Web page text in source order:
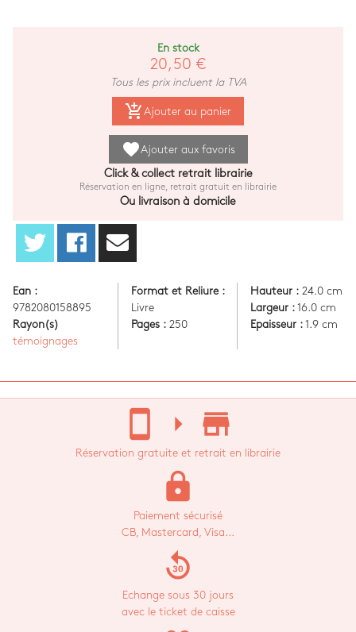
En stock
20,50 €
Tous les prix incluent la TVA
add_shopping_cart Ajouter au panier
favoriteAjouter aux favoris
Click & collect retrait librairie
Réservation en ligne, retrait gratuit en librairie
Ou livraison à domicile
Ean :
9782080158895
Rayon(s)
témoignages
Format et Reliure :
Livre
Pages : 250
Hauteur :24.0 cm
Largeur :16.0 cm
Epaisseur :1.9 cm
stay_current_portrait arrow_right store_mall_directory
Réservation gratuite et retrait en librairie
lock
Paiement sécurisé
CB, Mastercard, Visa...
replay_30
Echange sous 30 jours
avec le ticket de caisse